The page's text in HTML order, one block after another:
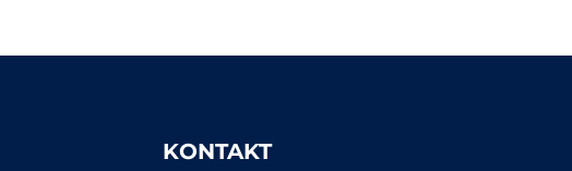
KONTAKT